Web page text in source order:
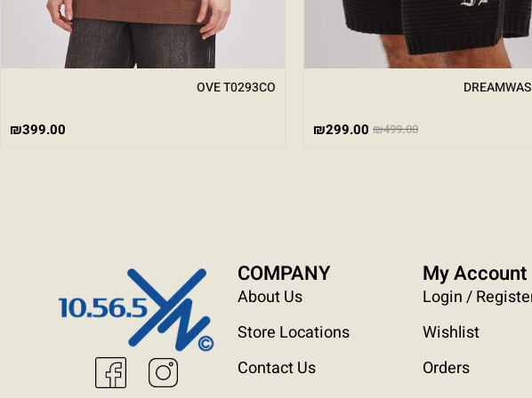
₪499.00
₪299.00
OVE T0293CO
₪399.00
My Account
Login /
Wishlist
Orders
COMPANY
About Us
Store Locations
Contact Us